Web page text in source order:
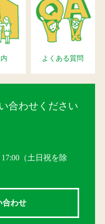
よくある質問
合わせください
（土日祝を除
合わせ